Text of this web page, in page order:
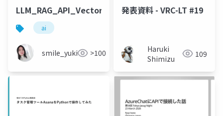
LLM_RAG_API_Vector_zukai_bunkei
ai
smile_yukiko_it>100
発表資料 - VRC-LT #19
Haruki
Shimizu
109